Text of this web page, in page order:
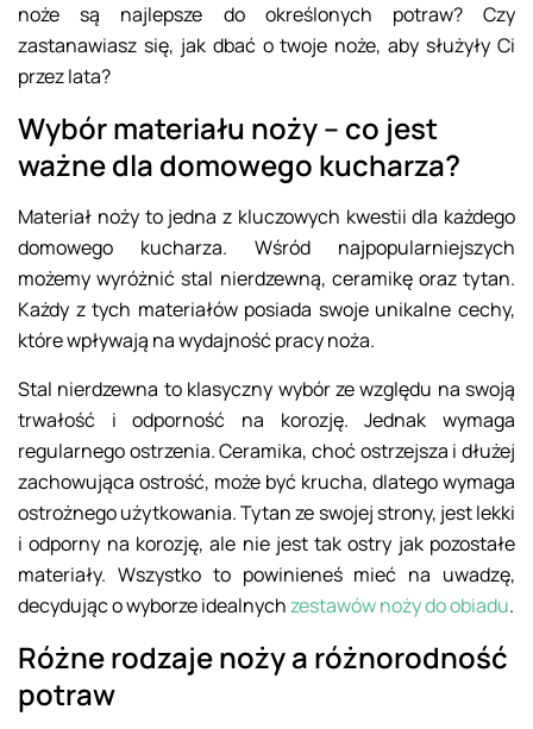
noże są najlepsze do określonych potraw? Czy
zastanawiasz się, jak dbać o twoje noże, aby służyły Ci
przez lata?
Wybór materiału noży – co jest
ważne dla domowego kucharza?
Materiał noży to jedna z kluczowych kwestii dla każdego
domowego kucharza. Wśród najpopularniejszych
możemy wyróżnić stal nierdzewną, ceramikę oraz tytan.
Każdy z tych materiałów posiada swoje unikalne cechy,
które wpływają na wydajność pracy noża.
Stal nierdzewna to klasyczny wybór ze względu na swoją
trwałość i odporność na korozję. Jednak wymaga
regularnego ostrzenia. Ceramika, choć ostrzejsza i dłużej
zachowująca ostrość, może być krucha, dlatego wymaga
ostrożnego użytkowania. Tytan ze swojej strony, jest lekki
i odporny na korozję, ale nie jest tak ostry jak pozostałe
materiały. Wszystko to powinieneś mieć na uwadzę,
decydując o wyborze idealnychzestawów noży do obiadu.
Różne rodzaje noży a różnorodność
potraw